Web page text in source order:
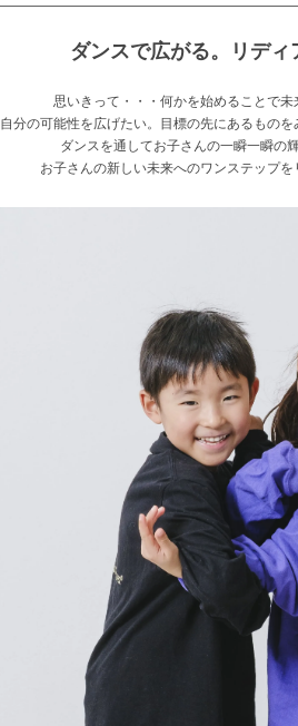
ダンスで広がる。リディ
思いきって・・・何かを始めることで未
自分の可能性を広げたい。目標の先にあるものを
ダンスを通してお子さんの一瞬一瞬の
お子さんの新しい未来へのワンステップを